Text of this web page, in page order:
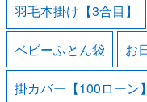
羽毛本掛け【3合目】
ベビーふとん袋 お
掛カバー【100ローン】